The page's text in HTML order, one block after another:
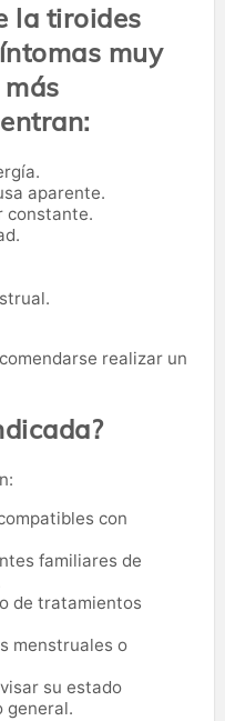
la tiroides
muy
aparente.
constante.
realizar un
con
familiares de
de tratamientos
menstruales o
su estado
general.